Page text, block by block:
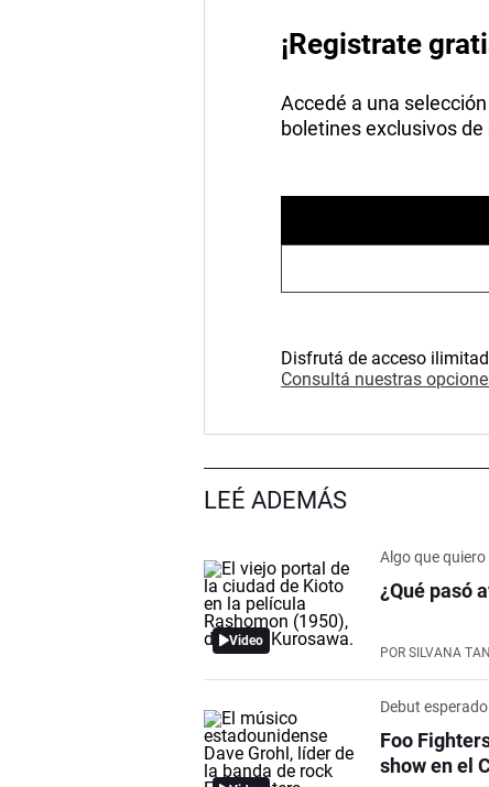
¡Registrate
Accedé a una
boletines exclusivos de
Disfrutá de acceso
Consultá nuestras
LEÉ ADEMÁS
Video
Algo que
¿Qué pasó
POR SILVANA
Debut esperado
Foo
show en el